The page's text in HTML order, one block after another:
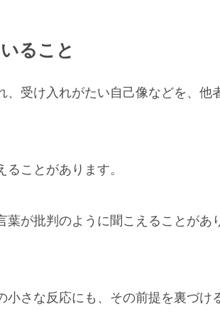
ること
受け入れがたい自己像などを、他
ことがあります。
が批判のように聞こえることがあ
小さな反応にも、その前提を裏づけ